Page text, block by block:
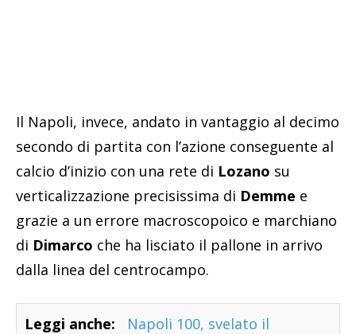
Il Napoli, invece, andato in vantaggio al decimo
secondo di partita con l’azione conseguente al
calcio d’inizio con una rete di Lozano su
verticalizzazione precisissima di Demme e
grazie a un errore macroscopoico e marchiano
di Dimarco che ha lisciato il pallone in arrivo
dalla linea del centrocampo.
Leggi anche:
Napoli 100, svelato il